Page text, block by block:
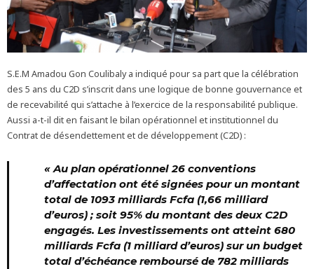
S.E.M Amadou Gon Coulibaly a indiqué pour sa part que la célébration
des 5 ans du C2D s’inscrit dans une logique de bonne gouvernance et
de recevabilité qui s’attache à l’exercice de la responsabilité publique.
Aussi a-t-il dit en faisant le bilan opérationnel et institutionnel du
Contrat de désendettement et de développement (C2D) :
« Au plan opérationnel 26 conventions
d’affectation ont été signées pour un montant
total de 1093 milliards Fcfa (1,66 milliard
d’euros) ; soit 95% du montant des deux C2D
engagés. Les investissements ont atteint 680
milliards Fcfa (1 milliard d’euros) sur un budget
total d’échéance remboursé de 782 milliards